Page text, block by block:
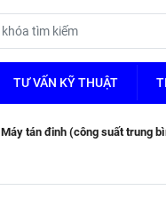
TƯ VẤN KỸ THUẬT
Máy tán đinh (công suất trung